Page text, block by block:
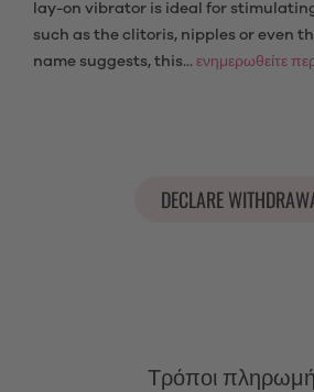
lay-on vibrator is ideal for
such as the clitoris, nipples or even
name suggests, this... ενημερωθείτε
DECLARE
Τρόποι